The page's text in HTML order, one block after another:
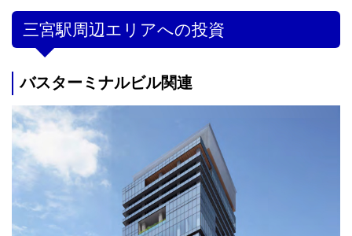
三宮駅周辺エリアへの投資
バスターミナルビル関連